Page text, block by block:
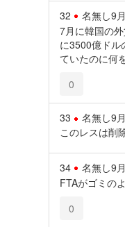
32 名無し9
7月に韓国の
に3500億ドル
ていたのに何
0
33 名無し9
このレスは削
34 名無し9
FTAがゴミの
0